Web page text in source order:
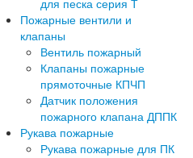
для песка серия Т
Пожарные вентили и
клапаны
Вентиль пожарный
Клапаны пожарные
прямоточные КПЧП
Датчик положения
пожарного клапана ДППК
Рукава пожарные
Рукава пожарные для ПК